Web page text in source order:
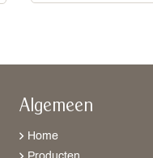
Algemeen
Home